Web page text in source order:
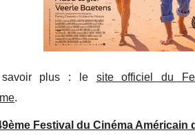
plus : le site officiel du
.
Festival du Cinéma Américain